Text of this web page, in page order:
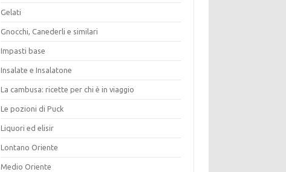
Gelati
Gnocchi, Canederli e similari
Impasti base
Insalate e Insalatone
La cambusa: ricette per chi è in viaggio
Le pozioni di Puck
Liquori ed elisir
Lontano Oriente
Medio Oriente